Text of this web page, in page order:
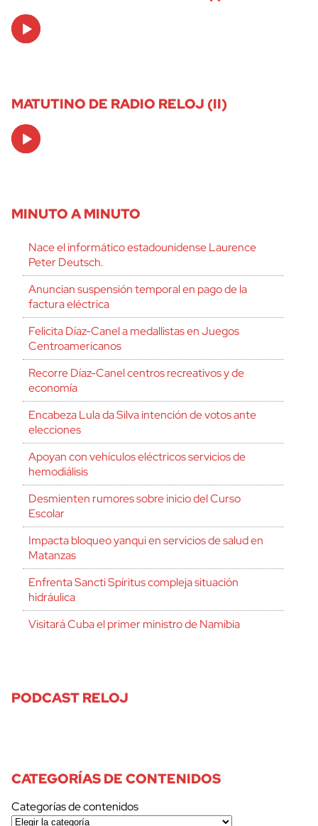
Audio
Player
MATUTINO DE RADIO RELOJ (II)
Audio
Player
MINUTO A MINUTO
Nace el informático estadounidense Laurence
Peter Deutsch.
Anuncian suspensión temporal en pago de la
factura eléctrica
Felicita Díaz-Canel a medallistas en Juegos
Centroamericanos
Recorre Díaz-Canel centros recreativos y de
economía
Encabeza Lula da Silva intención de votos ante
elecciones
Apoyan con vehículos eléctricos servicios de
hemodiálisis
Desmienten rumores sobre inicio del Curso
Escolar
Impacta bloqueo yanqui en servicios de salud en
Matanzas
Enfrenta Sancti Spíritus compleja situación
hidráulica
Visitará Cuba el primer ministro de Namibia
PODCAST RELOJ
CATEGORÍAS DE CONTENIDOS
Categorías de contenidos